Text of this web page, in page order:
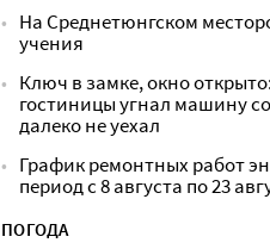
На Среднетюнгском
учения
Ключ в замке, окно
гостиницы угнал машину
далеко не уехал
График ремонтных работ
период с 8 августа по 23
ПОГОДА